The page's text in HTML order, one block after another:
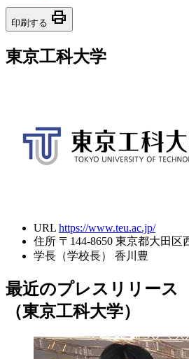
印刷する print
東京工科大学
URL https://www.teu.ac.jp/
住所 〒144-8650 東京都大田区
学長（学校長）
香川豊
最近のプレスリリース
（東京工科大学）